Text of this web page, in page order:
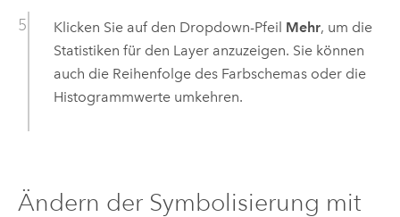
Klicken Sie auf den Dropdown-Pfeil Mehr, um die
Statistiken für den Layer anzuzeigen. Sie können
auch die Reihenfolge des Farbschemas oder die
Histogrammwerte umkehren.
Ändern der Symbolisierung mit